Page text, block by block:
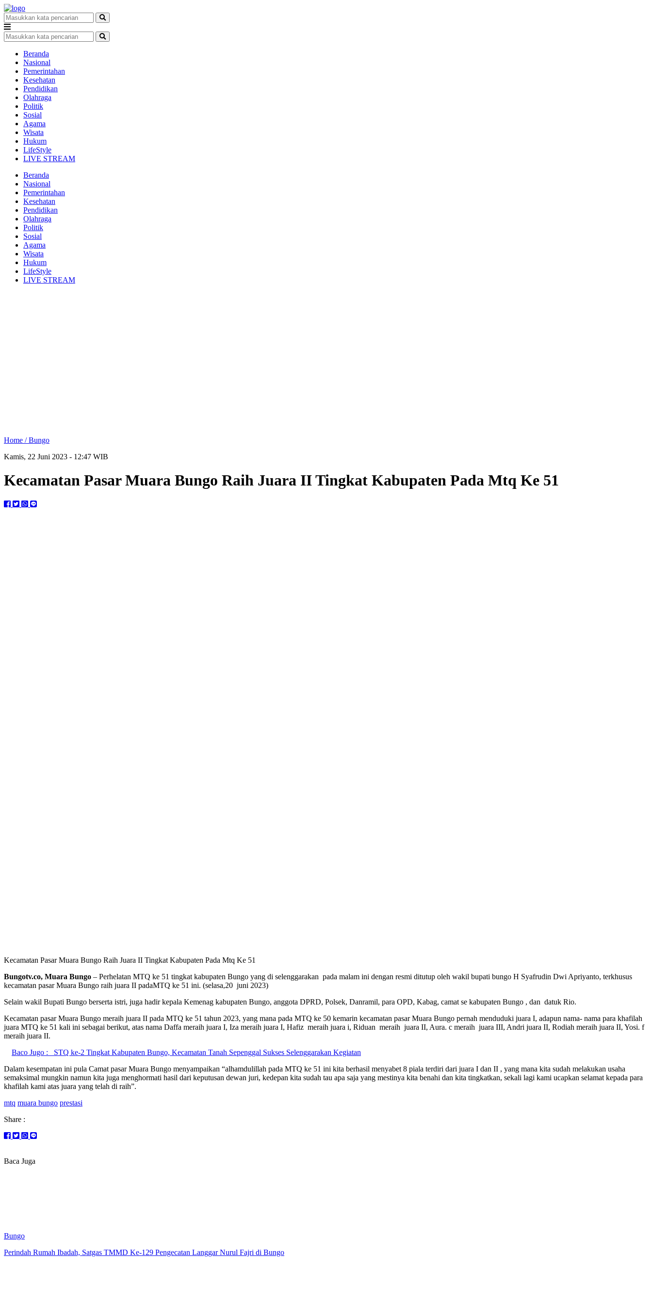
Beranda
Nasional
Pemerintahan
Kesehatan
Pendidikan
Olahraga
Politik
Sosial
Agama
Wisata
Hukum
LifeStyle
LIVE STREAM
Beranda
Nasional
Pemerintahan
Kesehatan
Pendidikan
Olahraga
Politik
Sosial
Agama
Wisata
Hukum
LifeStyle
LIVE STREAM
Home /Bungo
Kamis, 22 Juni 2023 - 12:47 WIB
Kecamatan Pasar Muara Bungo Raih Juara II Tingkat Kabupaten Pada Mtq Ke 51
Kecamatan Pasar Muara Bungo Raih Juara II Tingkat Kabupaten Pada Mtq Ke 51
Bungotv.co, Muara Bungo – Perhelatan MTQ ke 51 tingkat kabupaten Bungo yang di selenggarakan pada malam ini dengan resmi ditutup oleh wakil bupati bungo H Syafrudin Dwi Apriyanto, terkhusus
kecamatan pasar Muara Bungo raih juara II padaMTQ ke 51 ini. (selasa,20 juni 2023)
Selain wakil Bupati Bungo berserta istri, juga hadir kepala Kemenag kabupaten Bungo, anggota DPRD, Polsek, Danramil, para OPD, Kabag, camat se kabupaten Bungo , dan datuk Rio.
Kecamatan pasar Muara Bungo meraih juara II pada MTQ ke 51 tahun 2023, yang mana pada MTQ ke 50 kemarin kecamatan pasar Muara Bungo pernah menduduki juara I, adapun nama- nama para khafilah
juara MTQ ke 51 kali ini sebagai berikut, atas nama Daffa meraih juara I, Iza meraih juara I, Hafiz meraih juara i, Riduan meraih juara II, Aura. c meraih juara III, Andri juara II, Rodiah meraih juara II, Yosi. f
meraih juara II.
Baco Jugo :
STQ ke-2 Tingkat Kabupaten Bungo, Kecamatan Tanah Sepenggal Sukses Selenggarakan Kegiatan
Dalam kesempatan ini pula Camat pasar Muara Bungo menyampaikan “alhamdulillah pada MTQ ke 51 ini kita berhasil menyabet 8 piala terdiri dari juara I dan II , yang mana kita sudah melakukan usaha
semaksimal mungkin namun kita juga menghormati hasil dari keputusan dewan juri, kedepan kita sudah tau apa saja yang mestinya kita benahi dan kita tingkatkan, sekali lagi kami ucapkan selamat kepada para
khafilah kami atas juara yang telah di raih”.
mtq muara bungo prestasi
Share :
Baca Juga
Bungo
Perindah Rumah Ibadah, Satgas TMMD Ke-129 Pengecatan Langgar Nurul Fajri di Bungo